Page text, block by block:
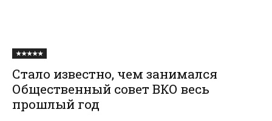
★★★★★
Стало известно, чем занимался
Общественный совет ВКО весь
прошлый год